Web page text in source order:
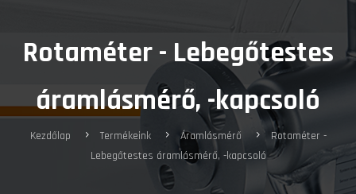
Rotaméter - Lebegőtestes
áramlásmérő, -kapcsoló
Kezdőlap Termékeink Áramlásmérő
Rotaméter -
Lebegőtestes áramlásmérő, -kapcsoló